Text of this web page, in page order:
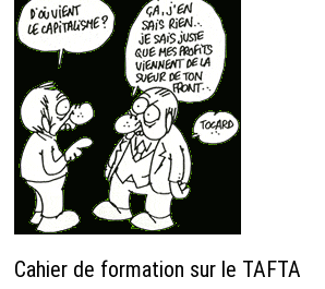
Cahier de formation sur le TAFTA